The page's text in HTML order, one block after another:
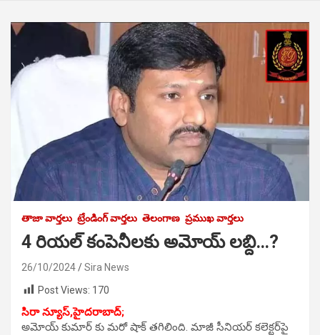
తాజా వార్తలు ట్రేండింగ్ వార్తలు తెలంగాణ ప్రముఖ వార్తలు
4 రియల్ కంపెనీలకు అమోయ్ లబ్ది…?
26/10/2024
Sira News
Post Views: 170
సిరా న్యూస్,హైదరాబాద్;
అమోయ్ కుమార్ కు మరో షాక్ తగిలింది. మాజీ సీనియర్ కలెక్టర్‌పై